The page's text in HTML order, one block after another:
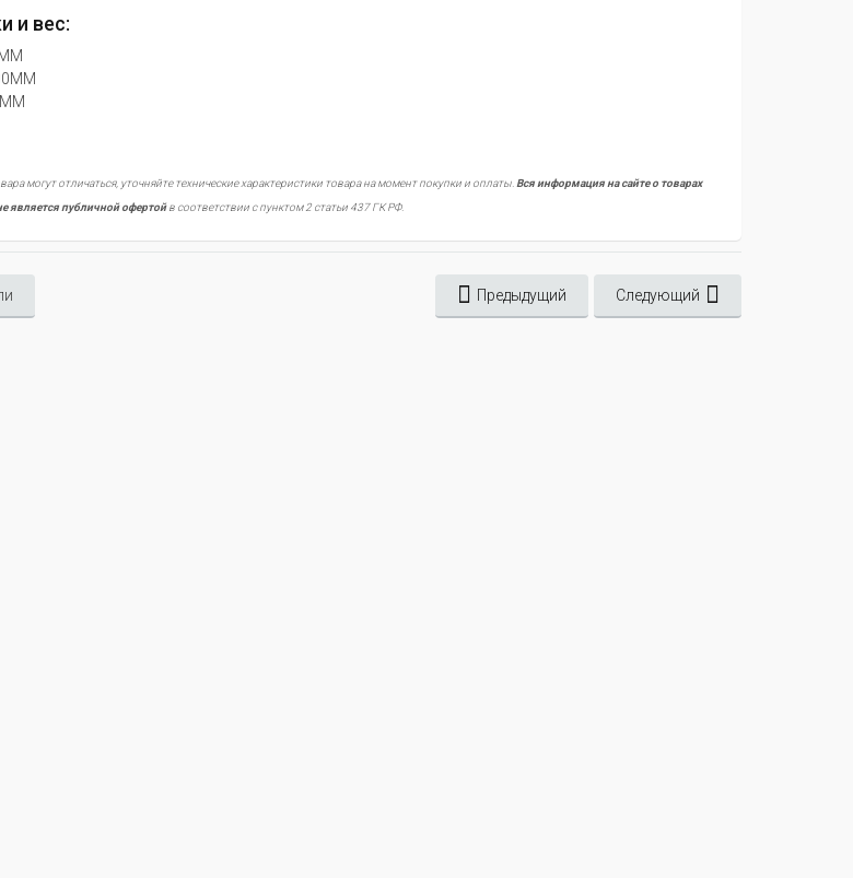
и вес:
могут отличаться, уточняйте технические характеристики товара на момент покупки и оплаты. Вся информация на сайте о товарах
является публичной офертойв соответствии с пунктом 2 статьи 437 ГК РФ.
Предыдущий Следующий